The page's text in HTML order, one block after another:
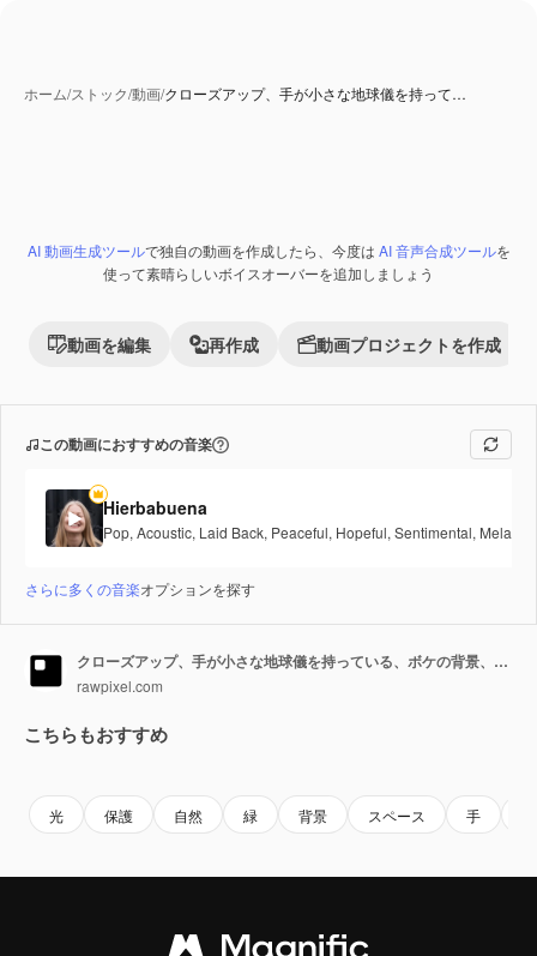
ホーム/ストック/動画/クローズアップ、手が小さな地球儀を持って…
PremiumAI 生成コンテンツ
AI 動画生成ツールで独自の動画を作成したら、今度は AI 音声合成ツールを
使って素晴らしいボイスオーバーを追加しましょう
動画を編集 再作成 動画プロジェクトを作成
この動画におすすめの音楽
Hierbabuena
Pop, Acoustic, Laid Back, Peaceful, Hopeful, Sentimental,
さらに多くの音楽オプションを探す
クローズアップ、手が小さな地球儀を持っている、ボケの背景、グローバルケアを象徴する。
rawpixel.com
こちらもおすすめ
光 保護 自然 緑 背景 スペース 手